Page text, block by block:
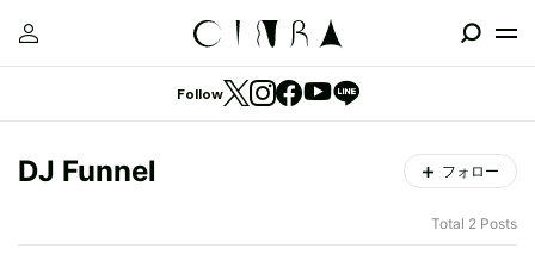
Follow
DJ Funnel フォロー
Total 2 Posts